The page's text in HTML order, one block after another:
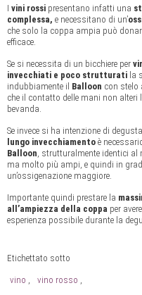
I vini rossi presentano infatti una
complessa, e necessitano di un’
che solo la coppa ampia può
efficace.
Se si necessita di un bicchiere per
invecchiati e poco strutturati la
indubbiamente il Balloon con stelo
che il contatto delle mani non alteri
bevanda.
Se invece si ha intenzione di
lungo invecchiamento è
Balloon , strutturalmente identici
ma molto più ampi, e quindi in
un’ossigenazione maggiore.
Importante quindi prestare la
all’ampiezza della coppa per
esperienza possibile durante la
Etichettato sotto
vino vino rosso